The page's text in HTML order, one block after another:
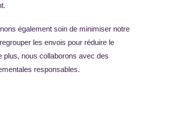
également soin de minimiser notre
les envois pour réduire le
plus, nous collaborons avec des
responsables.